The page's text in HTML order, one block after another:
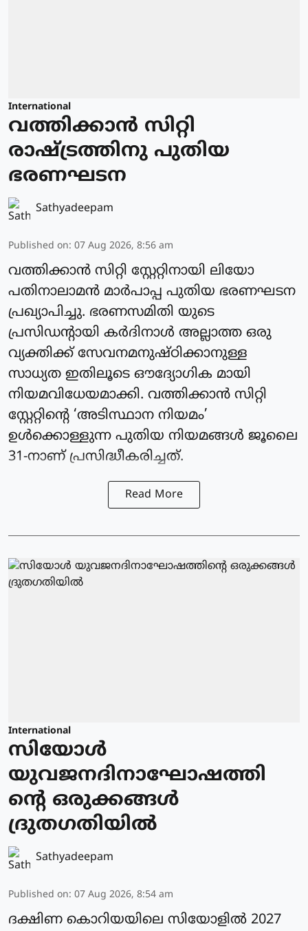
International
വത്തിക്കാന്‍ സിറ്റി
രാഷ്ട്രത്തിനു പുതിയ
ഭരണഘടന
Sathyadeepam
Published on: 07 Aug 2026, 8:56 am
വത്തിക്കാന്‍ സിറ്റി സ്റ്റേറ്റിനായി ലിയോ
പതിനാലാമന്‍ മാര്‍പാപ്പ പുതിയ ഭരണഘടന
പ്രഖ്യാപിച്ചു. ഭരണസമിതി യുടെ
പ്രസിഡന്റായി കര്‍ദിനാള്‍ അല്ലാത്ത ഒരു
വ്യക്തിക്ക് സേവനമനുഷ്ഠിക്കാനുള്ള
സാധ്യത ഇതിലൂടെ ഔദ്യോഗിക മായി
നിയമവിധേയമാക്കി. വത്തിക്കാന്‍ സിറ്റി
സ്റ്റേറ്റിന്റെ ‘അടിസ്ഥാന നിയമം’
ഉള്‍ക്കൊള്ളുന്ന പുതിയ നിയമങ്ങള്‍ ജൂലൈ
31-നാണ് പ്രസിദ്ധീകരിച്ചത്.
Read More
International
സിയോള്‍
യുവജനദിനാഘോഷത്തി
ന്റെ ഒരുക്കങ്ങള്‍
ദ്രുതഗതിയില്‍
Sathyadeepam
Published on: 07 Aug 2026, 8:54 am
ദക്ഷിണ കൊറിയയിലെ സിയോളില്‍ 2027